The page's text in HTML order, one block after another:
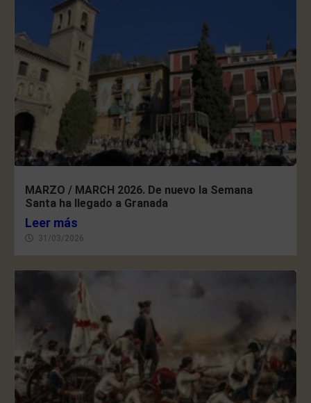
MARZO / MARCH 2026. De nuevo la Semana
Santa ha llegado a Granada
Leer más
31/03/2026